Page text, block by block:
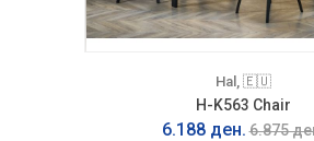
Hal, 🇪🇺
H-K563 Chair
6.188 ден. 6.875